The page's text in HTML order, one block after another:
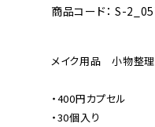
商品コード： S-
メイク用品　小物整
・400円カプセル
・30個入り